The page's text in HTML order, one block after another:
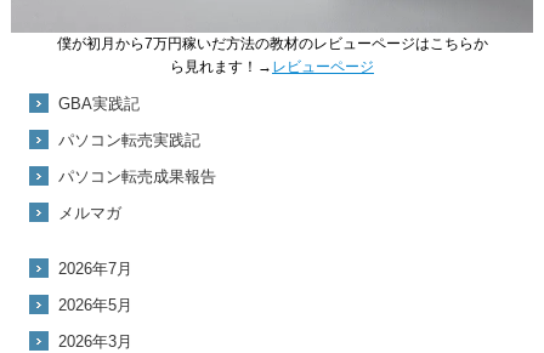
僕が初月から7万円稼いだ方法の教材のレビューページはこちらか
ら見れます！→ レビューページ
GBA実践記
パソコン転売実践記
パソコン転売成果報告
メルマガ
2026年7月
2026年5月
2026年3月